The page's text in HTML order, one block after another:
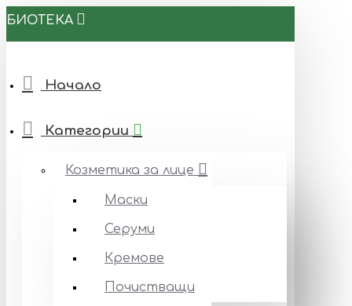
БИОТЕКА
Начало
Категории
Козметика за лице
Маски
Серуми
Кремове
Почистващи